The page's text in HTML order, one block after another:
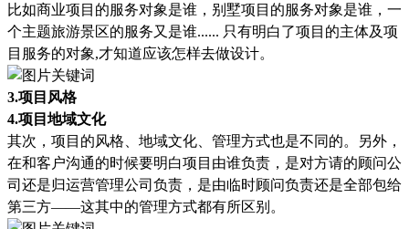
比如商业项目 的服务对象是谁， 别墅项目 的服务对象是谁 ， 一
个主题旅游景区的服务又是谁...... 只有明白了项目的主体及项
目服务的对象,才知道应该怎样去做设计。
3.项目风格
4.项目地域文化
其次， 项目的风格 地域文化 管理方式也是不同的。另外，
在和客户沟通的时候要明白项目 由谁负责， 是对方请的顾问公
司还是归运营管理公司 负责，是由临时顾问负责还是全部包给
第三方——这其中的管理方式都有所区别。